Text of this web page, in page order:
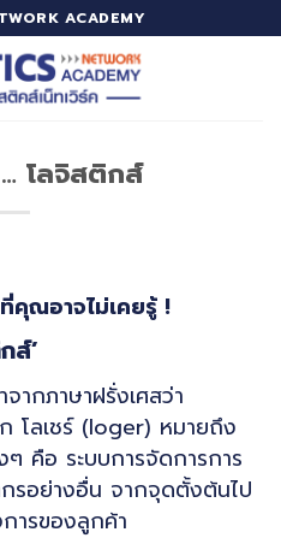
ACADEMY
โลจิสติกส์
คุณอาจไม่เคยรู้ !
ส์’
ากภาษาฝรั่งเศสว่า
โลเชร์ (loger) หมายถึง
ๆ คือ ระบบการจัดการการ
รอย่างอื่น จากจุดตั้งต้นไป
ารของลูกค้า